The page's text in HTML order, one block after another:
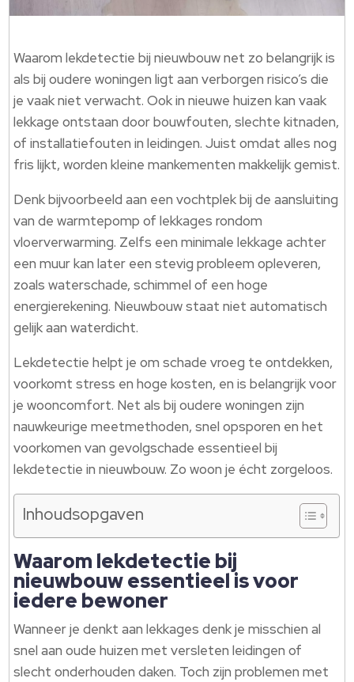
Waarom lekdetectie bij nieuwbouw net zo belangrijk is
als bij oudere woningen ligt aan verborgen risico’s die
je vaak niet verwacht. Ook in nieuwe huizen kan vaak
lekkage ontstaan door bouwfouten, slechte kitnaden,
of installatiefouten in leidingen. Juist omdat alles nog
fris lijkt, worden kleine mankementen makkelijk gemist.
Denk bijvoorbeeld aan een vochtplek bij de aansluiting
van de warmtepomp of lekkages rondom
vloerverwarming. Zelfs een minimale lekkage achter
een muur kan later een stevig probleem opleveren,
zoals waterschade, schimmel of een hoge
energierekening. Nieuwbouw staat niet automatisch
gelijk aan waterdicht.
Lekdetectie helpt je om schade vroeg te ontdekken,
voorkomt stress en hoge kosten, en is belangrijk voor
je wooncomfort. Net als bij oudere woningen zijn
nauwkeurige meetmethoden, snel opsporen en het
voorkomen van gevolgschade essentieel bij
lekdetectie in nieuwbouw. Zo woon je écht zorgeloos.
Inhoudsopgaven
Waarom lekdetectie bij
nieuwbouw essentieel is voor
iedere bewoner
Wanneer je denkt aan lekkages denk je misschien al
snel aan oude huizen met versleten leidingen of
slecht onderhouden daken. Toch zijn problemen met